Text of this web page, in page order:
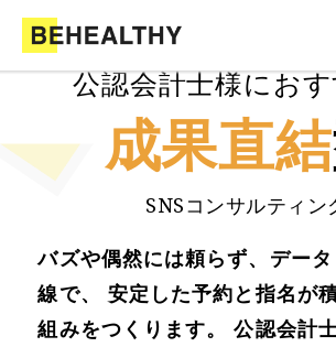
公認会計士様にお
成果直結
SNSコンサルティン
バズや偶然には頼らず、デー
線で、 安定した予約と指名が
組みをつくります。 公認会計